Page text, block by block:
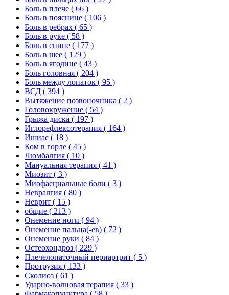
Боль в плече ( 66 )
Боль в пояснице ( 106 )
Боль в ребрах ( 65 )
Боль в руке ( 58 )
Боль в спине ( 177 )
Боль в шее ( 129 )
Боль в ягодице ( 43 )
Боль головная ( 204 )
Боль между лопаток ( 95 )
ВСД ( 394 )
Вытяжение позвоночника ( 2 )
Головокружение ( 54 )
Грыжа диска ( 197 )
Иглорефлексотерапия ( 164 )
Ишиас ( 18 )
Ком в горле ( 45 )
Люмбалгия ( 10 )
Мануальная терапия ( 41 )
Миозит ( 3 )
Миофасциальные боли ( 3 )
Невралгия ( 80 )
Неврит ( 15 )
общие ( 213 )
Онемение ноги ( 94 )
Онемение пальца(-ев) ( 72 )
Онемение руки ( 84 )
Остеохондроз ( 229 )
Плечелопаточный периартрит ( 5 )
Протрузия ( 133 )
Сколиоз ( 61 )
Ударно-волновая терапия ( 33 )